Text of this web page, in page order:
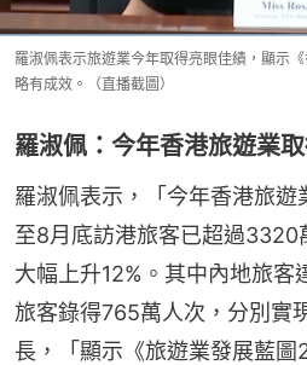
羅淑佩表示旅遊業今年取得亮眼佳績，顯示
略有成效。（直播截圖）
羅淑佩：今年香港旅遊業
羅淑佩表示，「今年香港旅
至8月底訪港旅客已超過
大幅上升12%。其中內地旅
旅客錄得765萬人次，分別實
長，「顯示《旅遊業發展藍